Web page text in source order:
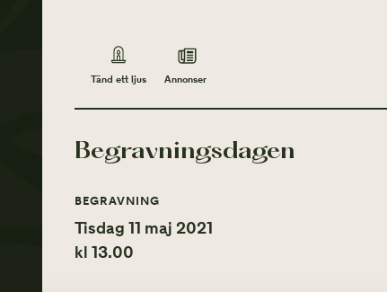
Tänd ett ljus Annonser
Begravningsdagen
BEGRAVNING
Tisdag 11 maj 2021
kl 13.00